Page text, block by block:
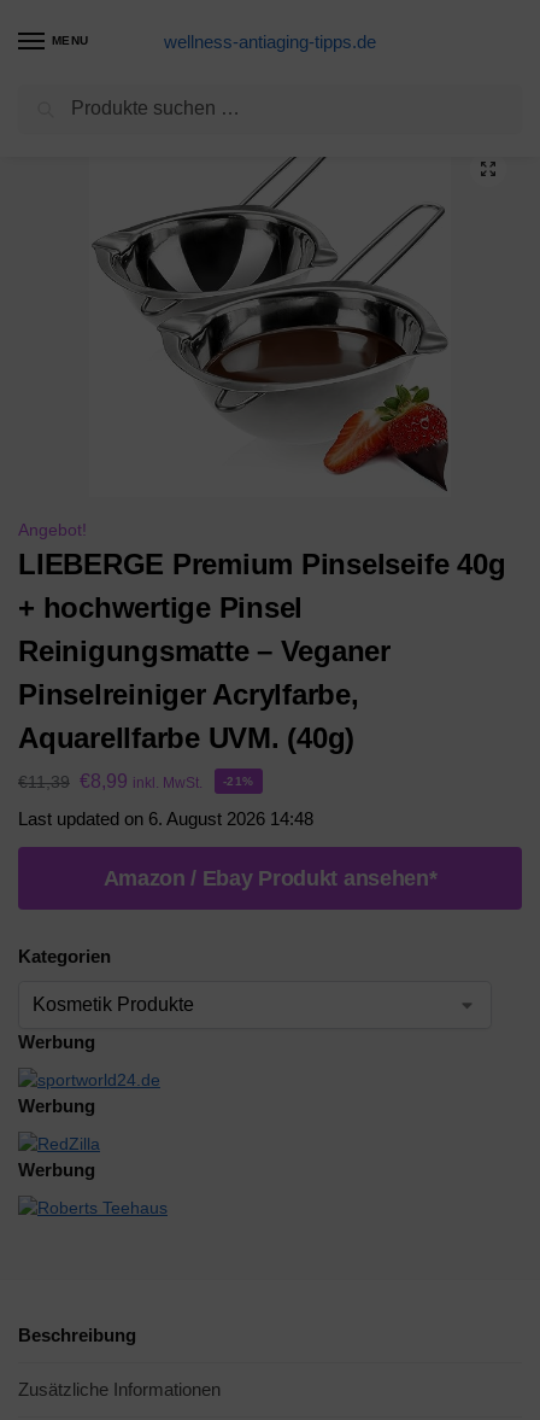
MENU wellness-antiaging-tipps.de
Kosmetik Produkte / LIEBERGE Premium Pinselseife 40g + hochwertige Pinsel Reinigungsmatte – Veganer Pinselreiniger Acrylfarbe, Aquarellfarbe UVM. (40g)
Angebot!
LIEBERGE Premium Pinselseife 40g
+ hochwertige Pinsel
Reinigungsmatte – Veganer
Pinselreiniger Acrylfarbe,
Aquarellfarbe UVM. (40g)
€11,39 €8,99 inkl. MwSt. -21%
Last updated on 6. August 2026 14:48
Amazon / Ebay Produkt ansehen*
Kategorien
Werbung
Werbung
Werbung
Beschreibung
Zusätzliche Informationen